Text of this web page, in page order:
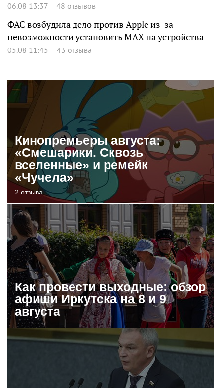
06.08 13:37 48 отзывов
ФАС возбудила дело против Apple из-за
невозможности установить MAX на устройства
05.08 11:45 43 отзыва
Кинопремьеры августа:
«Смешарики. Сквозь
вселенные» и ремейк
«Чучела»
2 отзыва
Как провести выходные: обзор
афиши Иркутска на 8 и 9
августа